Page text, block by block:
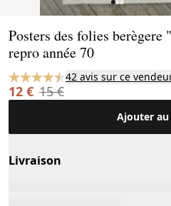
Posters des folies
repro année 70
42 avis sur ce
12 € 15 €
Ajouter
Livraison